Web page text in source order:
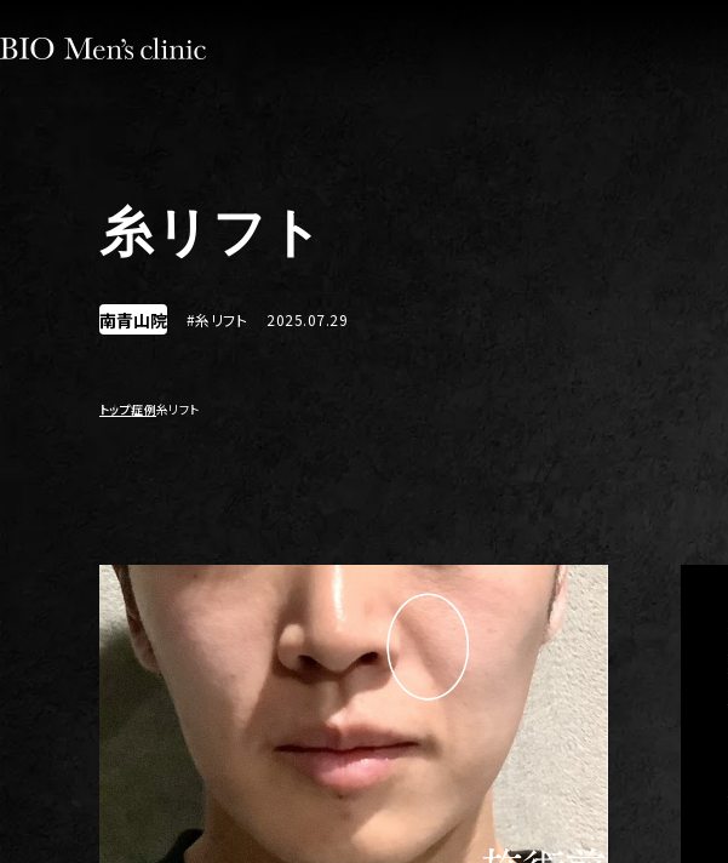
糸リフト
南青山院 #糸リフト 2025.07.29
トップ症例糸リフト